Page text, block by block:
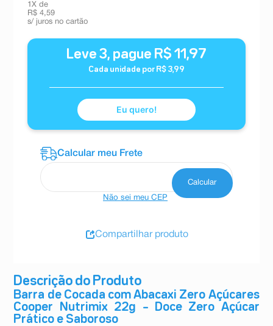
Descrição do Produto
Barra de Cocada com Abacaxi Zero Açúcares
Cooper Nutrimix 22g – Doce Zero Açúcar
Prático e Saboroso
1 X de
R$ 4,59
s/ juros no cartão
Leve 3, pague R$ 11 ,97
Cada unidade por R$ 3,99
Eu quero!
Não sei meu CEP
Compartilhar produto